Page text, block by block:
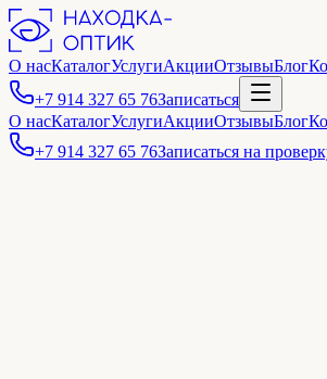
О насКаталогУслугиАкцииОтзывыБлог
+7 914 327 65 76Записаться
О насКаталогУслугиАкцииОтзывыБлог
+7 914 327 65 76Записаться на